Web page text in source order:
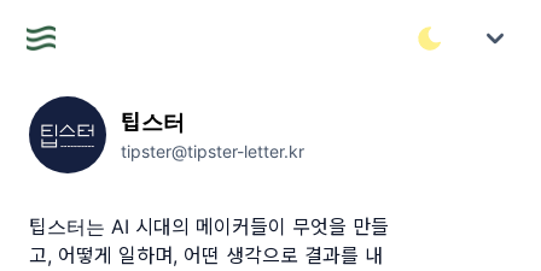
팁스터
tipster@tipster-letter.kr
팁스터는 AI 시대의 메이커들이 무엇을 만들
고, 어떻게 일하며, 어떤 생각으로 결과를 내